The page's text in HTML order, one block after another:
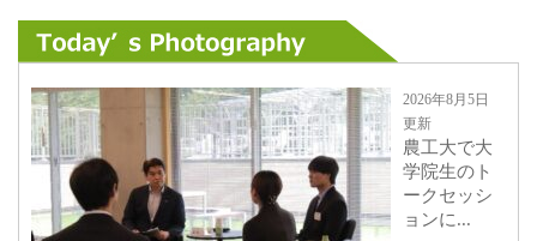
2026年8月5日
更新
農工大で大
学院生のト
ークセッシ
ョンに...